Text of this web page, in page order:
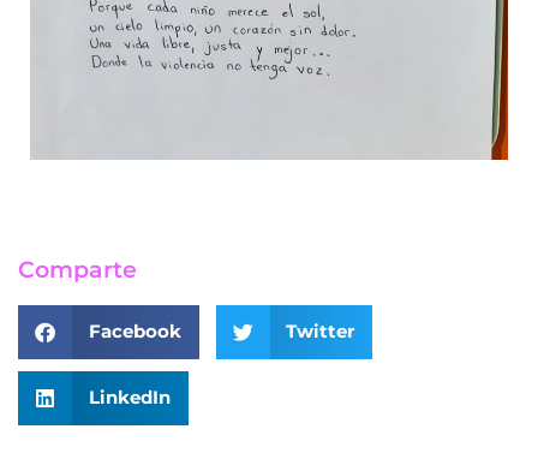
Comparte
Facebook Twitter
LinkedIn